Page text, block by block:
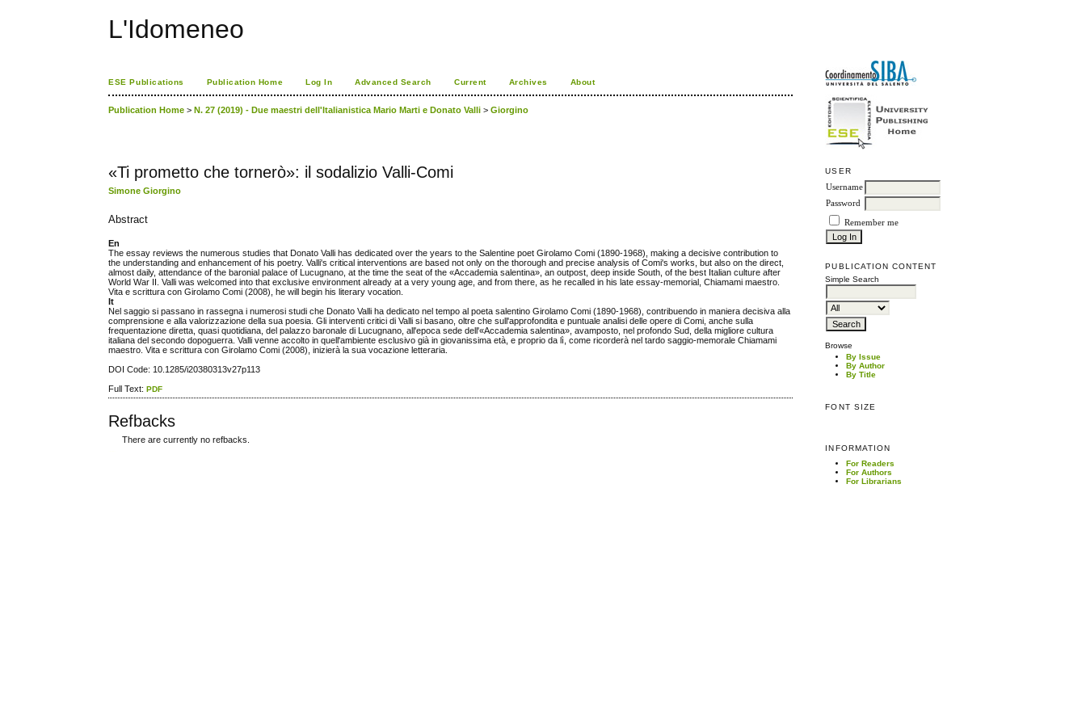
L'Idomeneo
USER
Username
Password
Remember me
PUBLICATION CONTENT
Simple Search
Browse
By Issue
By Author
By Title
FONT SIZE
INFORMATION
For Readers
For Authors
For Librarians
ESE Publications Publication Home Log In Advanced Search Current Archives About
Publication Home >N. 27 (2019) - Due maestri dell'Italianistica Mario Marti e Donato Valli >Giorgino
«Ti prometto che tornerò»: il sodalizio Valli-Comi
Simone Giorgino
Abstract
En
The essay reviews the numerous studies that Donato Valli has dedicated over the years to the Salentine poet Girolamo Comi (1890-1968), making a decisive contribution to
the understanding and enhancement of his poetry. Valli's critical interventions are based not only on the thorough and precise analysis of Comi's works, but also on the direct,
almost daily, attendance of the baronial palace of Lucugnano, at the time the seat of the «Accademia salentina», an outpost, deep inside South, of the best Italian culture after
World War II. Valli was welcomed into that exclusive environment already at a very young age, and from there, as he recalled in his late essay-memorial, Chiamami maestro.
Vita e scrittura con Girolamo Comi (2008), he will begin his literary vocation.
It
Nel saggio si passano in rassegna i numerosi studi che Donato Valli ha dedicato nel tempo al poeta salentino Girolamo Comi (1890-1968), contribuendo in maniera decisiva alla
comprensione e alla valorizzazione della sua poesia. Gli interventi critici di Valli si basano, oltre che sull'approfondita e puntuale analisi delle opere di Comi, anche sulla
frequentazione diretta, quasi quotidiana, del palazzo baronale di Lucugnano, all'epoca sede dell'«Accademia salentina», avamposto, nel profondo Sud, della migliore cultura
italiana del secondo dopoguerra. Valli venne accolto in quell'ambiente esclusivo già in giovanissima età, e proprio da lì, come ricorderà nel tardo saggio-memorale Chiamami
maestro. Vita e scrittura con Girolamo Comi (2008), inizierà la sua vocazione letteraria.
DOI Code: 10.1285/i20380313v27p113
Full Text:PDF
Refbacks
There are currently no refbacks.